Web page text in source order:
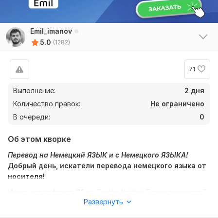
Emil_imanov
5.0 (1282)
71
Выполнение:
2 дня
Количество правок:
Не ограничено
В очереди:
0
Об этом кворке
Перевод на Немецкий ЯЗЫК и с Немецкого ЯЗЫКА!
Добрый день, искатели перевода немецкого языка от
носителя!
года в колледже Туризмав Австрии
Развернуть
1
A andirpal 1 год назад
в срок. Будем сотрудничать дальше, рекомендую!
Читать
Спасибо за качественный перевод. Будем
сотрудничать дальше. Рекомендую!
andirpal 1 год назад